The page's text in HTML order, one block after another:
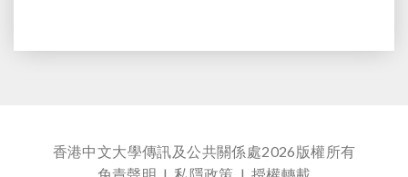
香港中文大學傳訊及公共關係處2026版權所有